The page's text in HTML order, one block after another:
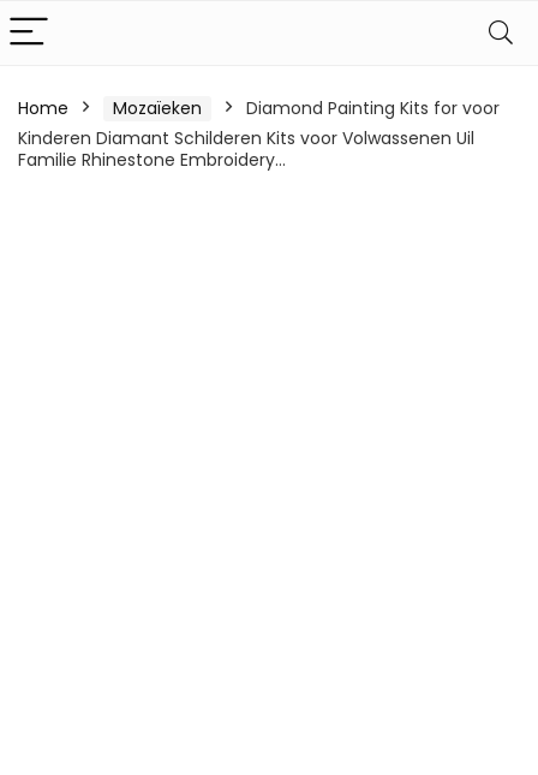
Home Mozaïeken
Diamond Painting Kits for voor
Kinderen Diamant Schilderen Kits voor Volwassenen Uil
Familie Rhinestone Embroidery…